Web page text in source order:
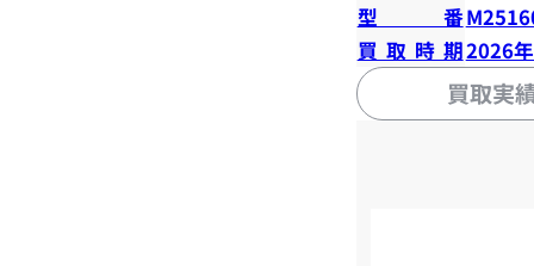
型番
買取時期2026
買取実